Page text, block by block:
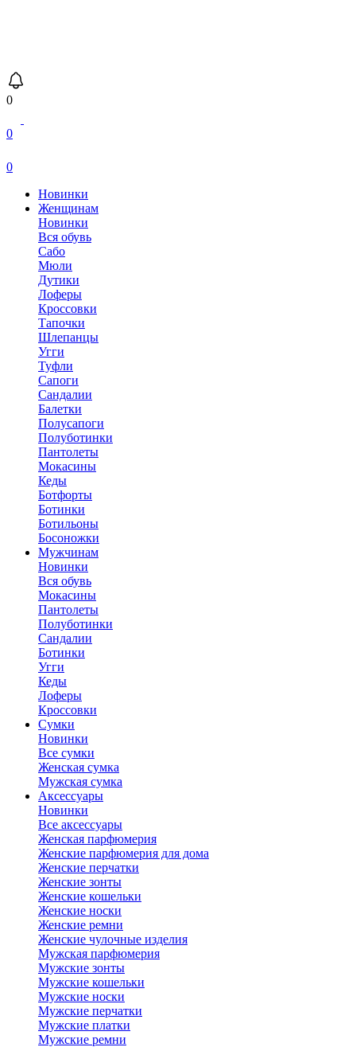
0
0
0
Новинки
Женщинам
Новинки
Вся обувь
Сабо
Мюли
Дутики
Лоферы
Кроссовки
Тапочки
Шлепанцы
Угги
Туфли
Сапоги
Сандалии
Балетки
Полусапоги
Полуботинки
Пантолеты
Мокасины
Кеды
Ботфорты
Ботинки
Ботильоны
Босоножки
Мужчинам
Новинки
Вся обувь
Мокасины
Пантолеты
Полуботинки
Сандалии
Ботинки
Угги
Кеды
Лоферы
Кроссовки
Сумки
Новинки
Все сумки
Женская сумка
Мужская сумка
Аксессуары
Новинки
Все аксессуары
Женская парфюмерия
Женские парфюмерия для дома
Женские перчатки
Женские зонты
Женские кошельки
Женские носки
Женские ремни
Женские чулочные изделия
Мужская парфюмерия
Мужские зонты
Мужские кошельки
Мужские носки
Мужские перчатки
Мужские платки
Мужские ремни